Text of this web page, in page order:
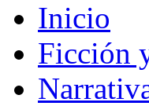
Inicio
Ficción